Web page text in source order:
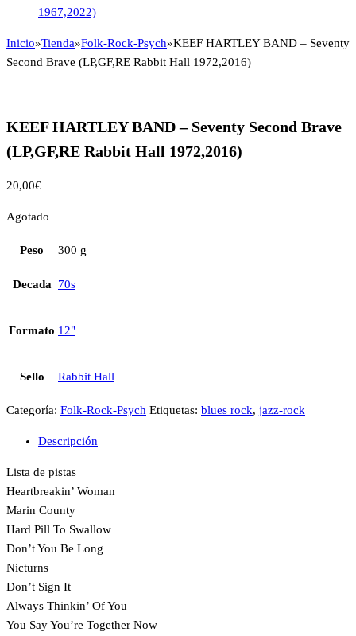
1967,2022)
Inicio»Tienda»Folk-Rock-Psych»KEEF HARTLEY BAND – Seventy
Second Brave (LP,GF,RE Rabbit Hall 1972,2016)
KEEF HARTLEY BAND – Seventy Second Brave
(LP,GF,RE Rabbit Hall 1972,2016)
20,00€
Agotado
Peso 300 g
Decada 70s
Formato 12"
Sello Rabbit Hall
Categoría: Folk-Rock-Psych Etiquetas: blues rock, jazz-rock
Descripción
Lista de pistas
Heartbreakin’ Woman
Marin County
Hard Pill To Swallow
Don’t You Be Long
Nicturns
Don’t Sign It
Always Thinkin’ Of You
You Say You’re Together Now